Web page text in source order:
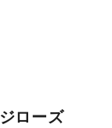
ローズ